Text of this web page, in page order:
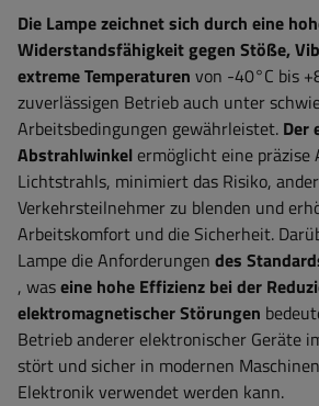
Die Lampe zeichnet sich durch eine
Widerstandsfähigkeit gegen Stöße,
extreme Temperaturen von -40°C bis
zuverlässigen Betrieb auch unter
Arbeitsbedingungen gewährleistet. Der
Abstrahlwinkel ermöglicht eine präzise
Lichtstrahls, minimiert das Risiko,
Verkehrsteilnehmer zu blenden und
Arbeitskomfort und die Sicherheit.
Lampe die Anforderungen des
, waseine hohe Effizienz bei der
elektromagnetischer Störungen
Betrieb anderer elektronischer Geräte
stört und sicher in modernen
Elektronik verwendet werden kann.